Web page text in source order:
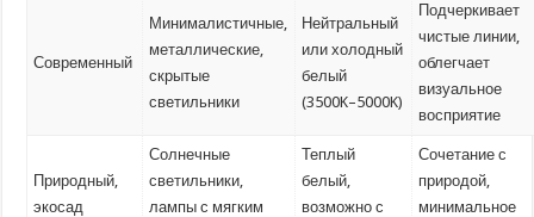
Современный
Минималистичные,
металлические,
скрытые
светильники
Нейтральный
или холодный
белый
(3500K–5000K)
Подчеркивает
чистые линии,
облегчает
визуальное
восприятие
Природный,
экосад
Солнечные
светильники,
лампы с мягким
Теплый
белый,
возможно с
Сочетание с
природой,
минимальное